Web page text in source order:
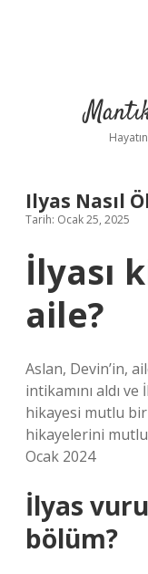
Ilyas Nasıl
Tarih: Ocak 25, 2025
İlyası
aile?
Aslan, Devin’in,
intikamını aldı ve
hikayesi mutlu
hikayelerini
Ocak 2024
İlyas
bölüm?